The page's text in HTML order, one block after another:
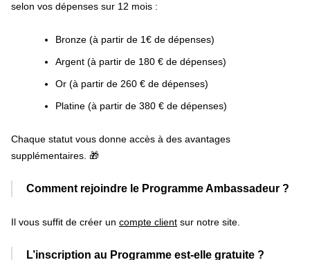
selon vos dépenses sur 12 mois :
Bronze (à partir de 1€ de dépenses)
Argent (à partir de 180 € de dépenses)
Or (à partir de 260 € de dépenses)
Platine (à partir de 380 € de dépenses)
Chaque statut vous donne accès à des avantages
supplémentaires. 🎁
Comment rejoindre le Programme Ambassadeur ?
Il vous suffit de créer un compte client sur notre site.
L’inscription au Programme est-elle gratuite ?